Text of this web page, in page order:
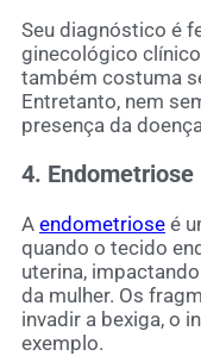
Seu diagnóstico é
ginecológico
também costuma
Entretanto, nem
presença da
4. Endometriose
A endometriose é
quando o tecido
uterina,
da mulher. Os
invadir a bexiga, o
exemplo.